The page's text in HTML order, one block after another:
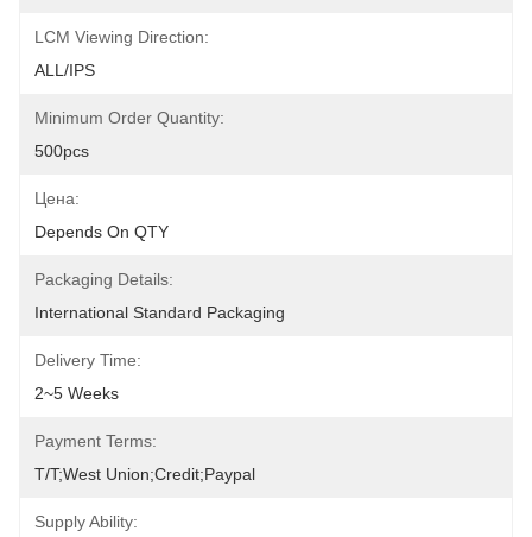
LCM Viewing Direction:
ALL/IPS
Minimum Order Quantity:
500pcs
Цена:
Depends On QTY
Packaging Details:
International Standard Packaging
Delivery Time:
2~5 Weeks
Payment Terms:
T/T;West Union;Credit;Paypal
Supply Ability: